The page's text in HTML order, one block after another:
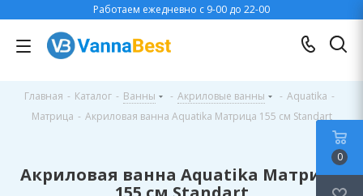
Работаем ежедневно с 9-00 до 22-00
Главная - Каталог - Ванны - Акриловые ванны - Aquatika -
Матрица - Акриловая ванна Aquatika Матрица 155 см Standart
Акриловая ванна Aquatika Матрица
0